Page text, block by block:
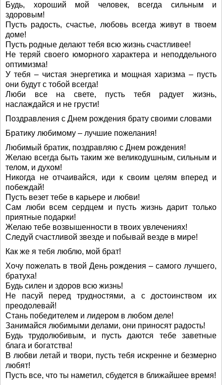
Будь, хороший мой человек, всегда сильным и
здоровым!
Пусть радость, счастье, любовь всегда живут в твоем
доме!
Пусть родные делают тебя всю жизнь счастливее!
Не теряй своего юморного характера и неподдельного
оптимизма!
У тебя – чистая энергетика и мощная харизма – пусть
они будут с тобой всегда!
Люби все на свете, пусть тебя радует жизнь,
наслаждайся и не грусти!
Поздравления с Днем рождения брату своими словами
Братику любимому – лучшие пожелания!
Любимый братик, поздравляю с Днем рождения!
Желаю всегда быть таким же великодушным, сильным и
телом, и духом!
Никогда не отчаивайся, иди к своим целям вперед и
побеждай!
Пусть везет тебе в карьере и любви!
Сам люби всем сердцем и пусть жизнь дарит только
приятные подарки!
Желаю тебе возвышенности в твоих увлечениях!
Следуй счастливой звезде и побывай везде в мире!
Как же я тебя люблю, мой брат!
Хочу пожелать в твой День рождения – самого лучшего,
братуха!
Будь силен и здоров всю жизнь!
Не пасуй перед трудностями, а с достоинством их
преодолевай!
Стань победителем и лидером в любом деле!
Занимайся любимыми делами, они приносят радость!
Будь трудолюбивым, и пусть даются тебе заветные
блага и богатства!
В любви летай и твори, пусть тебя искренне и безмерно
любят!
Пусть все, что ты наметил, сбудется в ближайшее время!